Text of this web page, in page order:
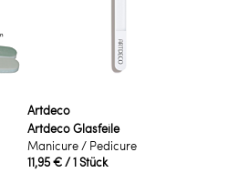
Artdeco
Artdeco Glasfeile
Manicure / Pedicure
11,95 €/ 1 Stück